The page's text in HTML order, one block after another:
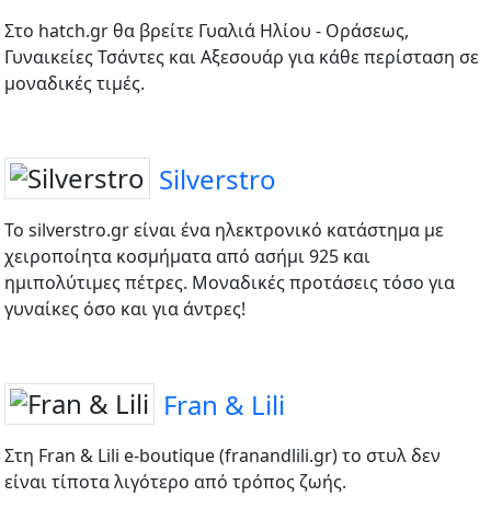
Στο hatch.gr θα βρείτε Γυαλιά Ηλίου - Οράσεως,
Γυναικείες Τσάντες και Αξεσουάρ για κάθε περίσταση σε
μοναδικές τιμές.
Silverstro
Το silverstro.gr είναι ένα ηλεκτρονικό κατάστημα με
χειροποίητα κοσμήματα από ασήμι 925 και
ημιπολύτιμες πέτρες. Μοναδικές προτάσεις τόσο για
γυναίκες όσο και για άντρες!
Fran & Lili
Στη Fran & Lili e-boutique (franandlili.gr) το στυλ δεν
είναι τίποτα λιγότερο από τρόπος ζωής.